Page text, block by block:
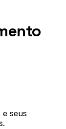
e seus